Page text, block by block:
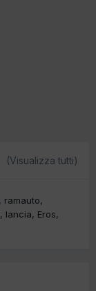
(Visualizza tutti)
ramauto
lancia
Eros